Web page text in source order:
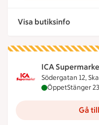
Visa butiksinfo
ICA
Södergatan 12,
ICAÖppetStänger 23
Gå